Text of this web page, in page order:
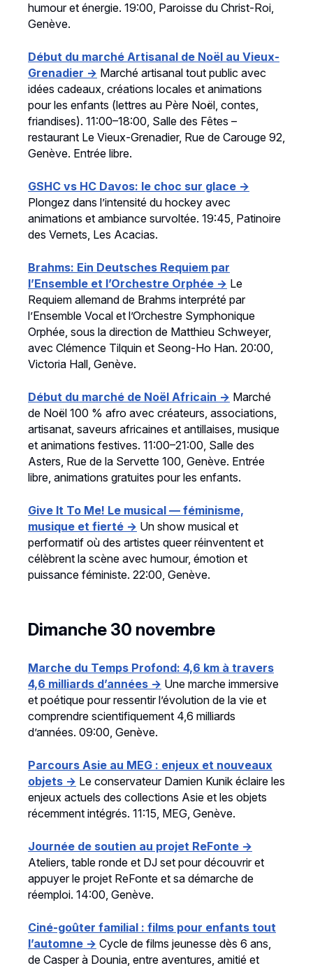
humour et énergie. 19:00, Paroisse du Christ-Roi,
Genève.
Début du marché Artisanal de Noël au Vieux-
Grenadier → Marché artisanal tout public avec
idées cadeaux, créations locales et animations
pour les enfants (lettres au Père Noël, contes,
friandises). 11:00–18:00, Salle des Fêtes –
restaurant Le Vieux-Grenadier, Rue de Carouge 92,
Genève. Entrée libre.
GSHC vs HC Davos: le choc sur glace →
Plongez dans l’intensité du hockey avec
animations et ambiance survoltée. 19:45, Patinoire
des Vernets, Les Acacias.
Brahms: Ein Deutsches Requiem par
l’Ensemble et l’Orchestre Orphée → Le
Requiem allemand de Brahms interprété par
l’Ensemble Vocal et l’Orchestre Symphonique
Orphée, sous la direction de Matthieu Schweyer,
avec Clémence Tilquin et Seong-Ho Han. 20:00,
Victoria Hall, Genève.
Début du marché de Noël Africain → Marché
de Noël 100 % afro avec créateurs, associations,
artisanat, saveurs africaines et antillaises, musique
et animations festives. 11:00–21:00, Salle des
Asters, Rue de la Servette 100, Genève. Entrée
libre, animations gratuites pour les enfants.
Give It To Me! Le musical — féminisme,
musique et fierté → Un show musical et
performatif où des artistes queer réinventent et
célèbrent la scène avec humour, émotion et
puissance féministe. 22:00, Genève.
Dimanche 30 novembre
Marche du Temps Profond: 4,6 km à travers
4,6 milliards d’années → Une marche immersive
et poétique pour ressentir l’évolution de la vie et
comprendre scientifiquement 4,6 milliards
d’années. 09:00, Genève.
Parcours Asie au MEG : enjeux et nouveaux
objets → Le conservateur Damien Kunik éclaire les
enjeux actuels des collections Asie et les objets
récemment intégrés. 11:15, MEG, Genève.
Journée de soutien au projet ReFonte →
Ateliers, table ronde et DJ set pour découvrir et
appuyer le projet ReFonte et sa démarche de
réemploi. 14:00, Genève.
Ciné-goûter familial : films pour enfants tout
l’automne → Cycle de films jeunesse dès 6 ans,
de Casper à Dounia, entre aventures, amitié et